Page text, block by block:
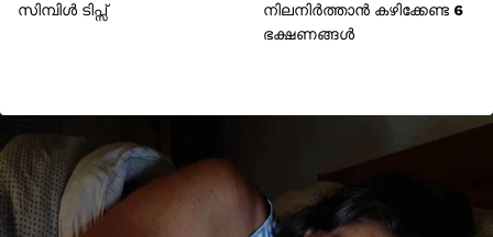
സിമ്പിൾ ടിപ്സ്
നിലനിർത്താൻ കഴിക്കേണ്ട 6
ഭക്ഷണങ്ങൾ